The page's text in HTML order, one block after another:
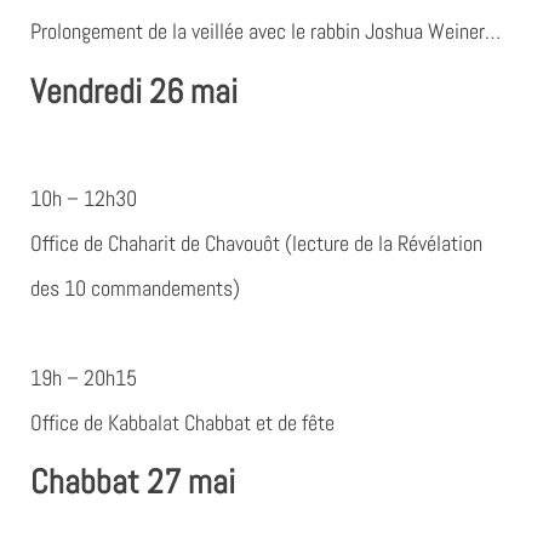
Prolongement de la veillée avec le rabbin Joshua Weiner…
Vendredi 26 mai
10h – 12h30
Office de Chaharit de Chavouôt (lecture de la Révélation
des 10 commandements)
19h – 20h15
Office de Kabbalat Chabbat et de fête
Chabbat 27 mai